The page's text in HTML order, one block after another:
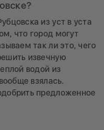
из уст в уста
что город могут
так ли это, чего
извечную
водой из
взялась.
предложенное